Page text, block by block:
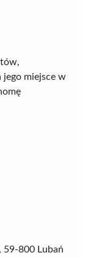
jego miejsce w
800 Lubań